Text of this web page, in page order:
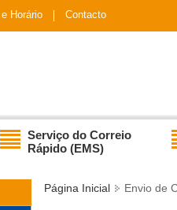
Horário Contacto
Serviço do Correio
Rápido (EMS)
Página Inicial Envio de